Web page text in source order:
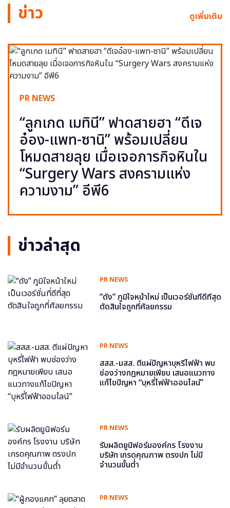
ข่าว ดูเพิ่มเติม
PR NEWS
“ลูกเกด เมทินี” ฟาดสายฮา “ดีเจ
อ๋อง-แพท-ซานิ” พร้อมเปลี่ยน
โหมดสายลุย เมื่อเจอภารกิจหินใน
“Surgery Wars สงครามแห่ง
ความงาม” อีพี6
ข่าวล่าสุด
PR NEWS
“ดัง” ภูมิใจหน้าใหม่ เป็นเวอร์ชั่นที่ดีที่สุด
ตัดสินใจถูกที่ศัลยกรรม
PR NEWS
สสส.-มสส. ตีแผ่ปัญหาบุหรี่ไฟฟ้า พบ
ช่องว่างกฎหมายเพียบ เสนอแนวทาง
แก้ไขปัญหา “บุหรี่ไฟฟ้าออนไลน์”
PR NEWS
รับผลิตยูนิฟอร์มองค์กร โรงงาน
บริษัท เกรดคุณภาพ ตรงปก ไม่มี
จำนวนขั้นต่ำ
PR NEWS